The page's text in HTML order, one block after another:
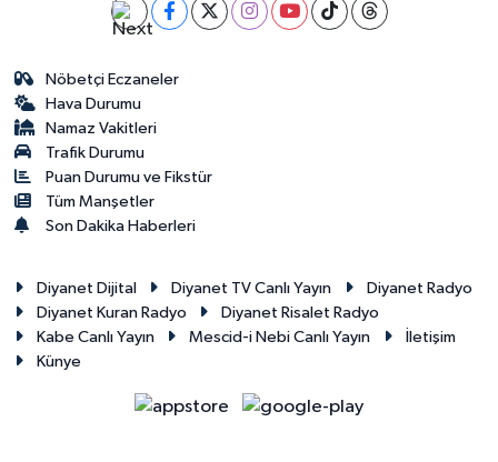
Nöbetçi Eczaneler
Hava Durumu
Namaz Vakitleri
Trafik Durumu
Puan Durumu ve Fikstür
Tüm Manşetler
Son Dakika Haberleri
Diyanet Dijital Diyanet TV Canlı Yayın
Diyanet Radyo
Diyanet Kuran Radyo
Diyanet Risalet Radyo
Kabe Canlı Yayın
Mescid-i Nebi Canlı Yayın
İletişim
Künye